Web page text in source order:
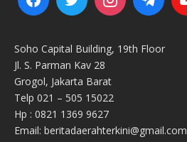
Soho Capital Building, 19th Floor
Jl. S. Parman Kav 28
Grogol, Jakarta Barat
Telp 021 – 505 15022
Hp : 0821 1369 9627
Email: beritadaerahterkini@gmail.com